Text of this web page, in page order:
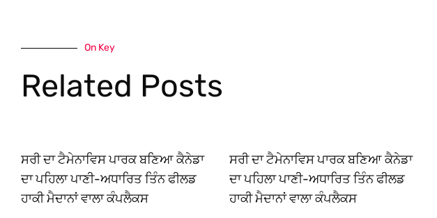
On Key
Related Posts
ਸਰੀ ਦਾ ਟੈਮੇਨਾਵਿਸ ਪਾਰਕ ਬਣਿਆ ਕੈਨੇਡਾ
ਦਾ ਪਹਿਲਾ ਪਾਣੀ-ਅਧਾਰਿਤ ਤਿੰਨ ਫੀਲਡ
ਹਾਕੀ ਮੈਦਾਨਾਂ ਵਾਲਾ ਕੰਪਲੈਕਸ
ਸਰੀ ਦਾ ਟੈਮੇਨਾਵਿਸ ਪਾਰਕ ਬਣਿਆ ਕੈਨੇਡਾ
ਦਾ ਪਹਿਲਾ ਪਾਣੀ-ਅਧਾਰਿਤ ਤਿੰਨ ਫੀਲਡ
ਹਾਕੀ ਮੈਦਾਨਾਂ ਵਾਲਾ ਕੰਪਲੈਕਸ